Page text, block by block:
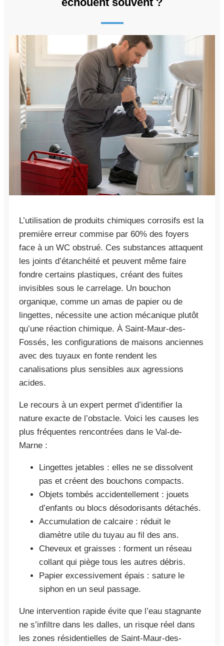
L’utilisation de produits chimiques corrosifs est la
première erreur commise par 60% des foyers
face à un WC obstrué. Ces substances attaquent
les joints d’étanchéité et peuvent même faire
fondre certains plastiques, créant des fuites
invisibles sous le carrelage. Un bouchon
organique, comme un amas de papier ou de
lingettes, nécessite une action mécanique plutôt
qu’une réaction chimique. À Saint-Maur-des-
Fossés, les configurations de maisons anciennes
avec des tuyaux en fonte rendent les
canalisations plus sensibles aux agressions
acides.
Le recours à un expert permet d’identifier la
nature exacte de l’obstacle. Voici les causes les
plus fréquentes rencontrées dans le Val-de-
Marne :
Lingettes jetables : elles ne se dissolvent
pas et créent des bouchons compacts.
Objets tombés accidentellement : jouets
d’enfants ou blocs désodorisants détachés.
Accumulation de calcaire : réduit le
diamètre utile du tuyau au fil des ans.
Cheveux et graisses : forment un réseau
collant qui piège tous les autres débris.
Papier excessivement épais : sature le
siphon en un seul passage.
Une intervention rapide évite que l’eau stagnante
ne s’infiltre dans les dalles, un risque réel dans
les zones résidentielles de Saint-Maur-des-